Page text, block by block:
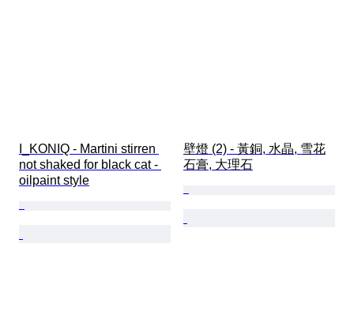
I_KONIQ - Martini stirren
not shaked for black cat -
oilpaint style
壁燈 (2) - 黃銅, 水晶, 雪花
石膏, 大理石